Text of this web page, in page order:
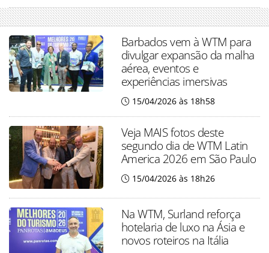
Barbados vem à WTM para
divulgar expansão da malha
aérea, eventos e
experiências imersivas
15/04/2026 às 18h58
Veja MAIS fotos deste
segundo dia de WTM Latin
America 2026 em São Paulo
15/04/2026 às 18h26
Na WTM, Surland reforça
hotelaria de luxo na Ásia e
novos roteiros na Itália